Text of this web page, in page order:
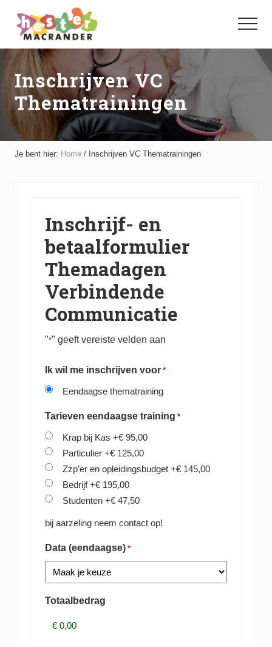
naar
hoofd
inhoud
naar
voettekst
Menu
Inschrijven VC
Thematrainingen
Je bent hier: Home / Inschrijven VC Thematrainingen
Inschrijf- en
betaalformulier
Themadagen
Verbindende
Communicatie
"*" geeft vereiste velden aan
Ik wil me inschrijven voor *
Eendaagse thematraining
Tarieven eendaagse training *
Krap bij Kas +€ 95,00
Particulier +€ 125,00
Zzp’er en opleidingsbudget +€ 145,00
Bedrijf+€ 195,00
Studenten +€ 47,50
bij aarzeling neem contact op!
Data (eendaagse) *
Totaalbedrag